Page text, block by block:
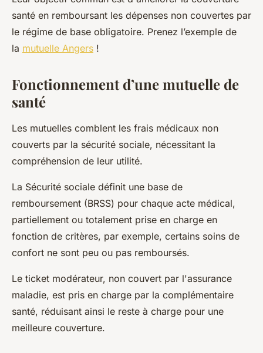
santé en remboursant les dépenses non couvertes par
le régime de base obligatoire. Prenez l’exemple de
la mutuelle Angers !
Fonctionnement d’une mutuelle de
santé
Les mutuelles comblent les frais médicaux non
couverts par la sécurité sociale, nécessitant la
compréhension de leur utilité.
La Sécurité sociale définit une base de
remboursement (BRSS) pour chaque acte médical,
partiellement ou totalement prise en charge en
fonction de critères, par exemple, certains soins de
confort ne sont peu ou pas remboursés.
Le ticket modérateur, non couvert par l'assurance
maladie, est pris en charge par la complémentaire
santé, réduisant ainsi le reste à charge pour une
meilleure couverture.